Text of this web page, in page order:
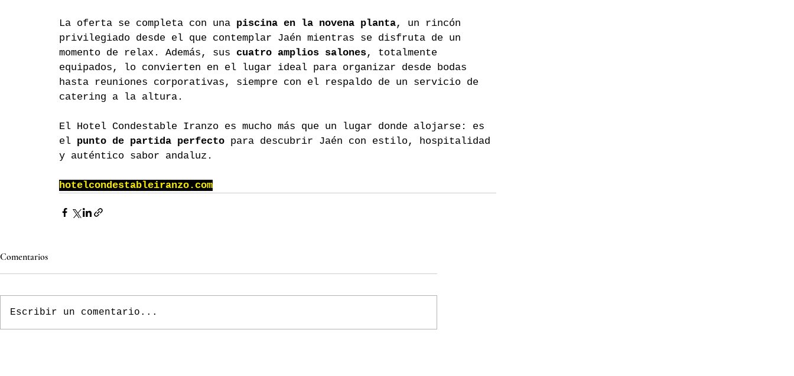
La oferta se completa con una piscina en la novena planta, un rincón
privilegiado desde el que contemplar Jaén mientras se disfruta de un
momento de relax. Además, sus cuatro amplios salones, totalmente
equipados, lo convierten en el lugar ideal para organizar desde bodas
hasta reuniones corporativas, siempre con el respaldo de un servicio de
catering a la altura.
El Hotel Condestable Iranzo es mucho más que un lugar donde alojarse: es
el punto de partida perfecto para descubrir Jaén con estilo, hospitalidad
y auténtico sabor andaluz.
hotelcondestableiranzo.com
Comentarios
Escribir un comentario...